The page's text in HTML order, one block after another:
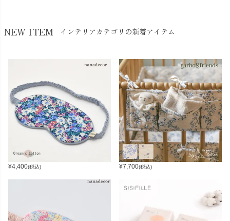
NEW ITEM インテリアカテゴリの新着アイテム
¥4,400(税込) ¥7,700(税込)